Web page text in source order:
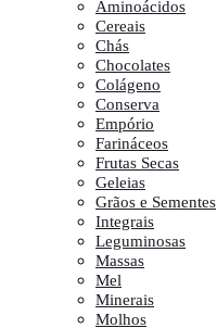
Aminoácidos
Cereais
Chás
Chocolates
Colágeno
Conserva
Empório
Farináceos
Frutas Secas
Geleias
Grãos e Sementes
Integrais
Leguminosas
Massas
Mel
Minerais
Molhos